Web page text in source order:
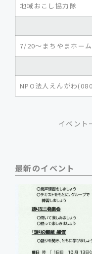
地域おこし協力隊
7/20～まちやまホー
NPO法人えんがわ
イベント
最新のイベント